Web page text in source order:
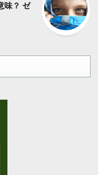
味？ ゼ